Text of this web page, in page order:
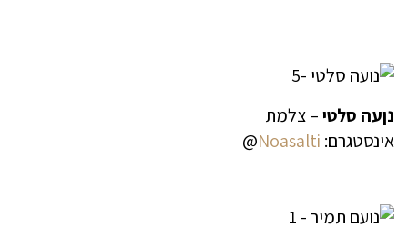
נןעה סלטי– צלמת
אינסטגרם: Noasalti
@